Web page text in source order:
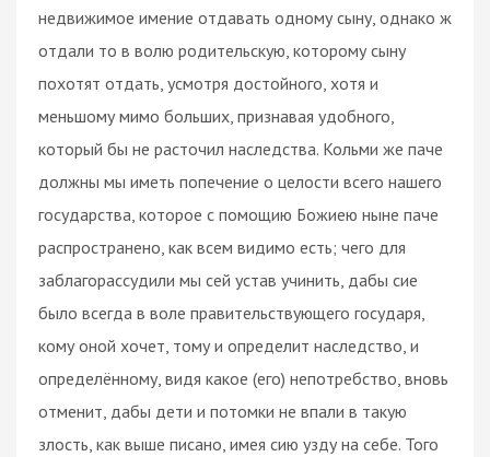
недвижимое имение отдавать одному сыну, однако ж
отдали то в волю родительскую, которому сыну
похотят отдать, усмотря достойного, хотя и
меньшому мимо больших, признавая удобного,
который бы не расточил наследства. Кольми же паче
должны мы иметь попечение о целости всего нашего
государства, которое с помощию Божиею ныне паче
распространено, как всем видимо есть; чего для
заблагорассудили мы сей устав учинить, дабы сие
было всегда в воле правительствующего государя,
кому оной хочет, тому и определит наследство, и
определённому, видя какое (его) непотребство, вновь
отменит, дабы дети и потомки не впали в такую
злость, как выше писано, имея сию узду на себе. Того